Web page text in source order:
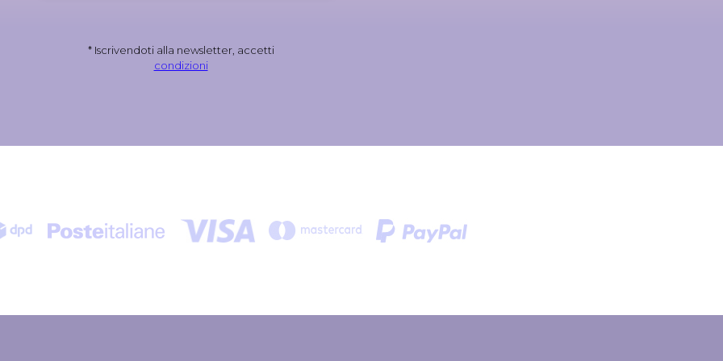
* Iscrivendoti alla newsletter, accetti
condizioni